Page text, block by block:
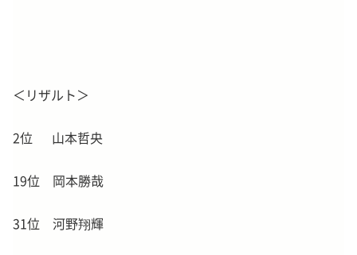
＜リザルト＞
2位 山本哲央
19位 岡本勝哉
31位 河野翔輝